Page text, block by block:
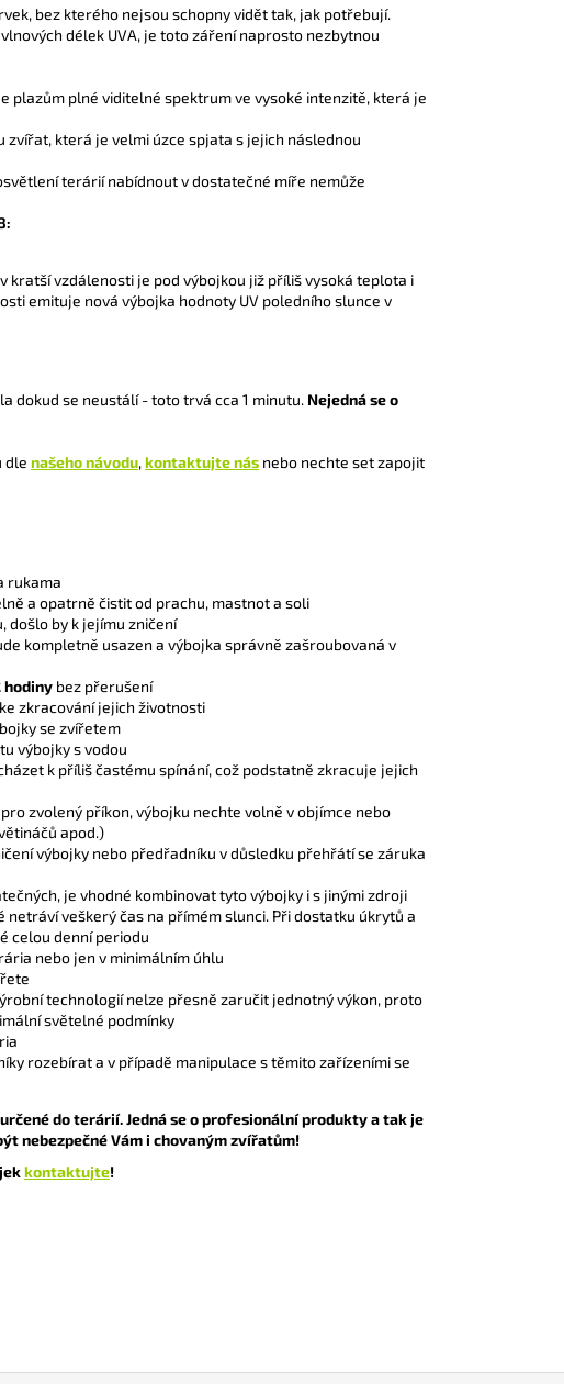
bez kterého nejsou schopny vidět tak, jak potřebují.
délek UVA, je toto záření naprosto nezbytnou
plazům plné viditelné spektrum ve vysoké intenzitě, která je
která je velmi úzce spjata s jejich následnou
terárií nabídnout v dostatečné míře nemůže
v kratší vzdálenosti je pod výbojkou již příliš vysoká teplota i
emituje nová výbojka hodnoty UV poledního slunce v
dokud se neustálí - toto trvá cca 1 minutu. Nejedná se o
dle našeho návodu,kontaktujte nás nebo nechte set zapojit
rukama
a opatrně čistit od prachu, mastnot a soli
došlo by k jejímu zničení
kompletně usazen a výbojka správně zašroubovaná v
hodiny bez přerušení
zkracování jejich životnosti
se zvířetem
výbojky s vodou
k příliš častému spínání, což podstatně zkracuje jejich
zvolený příkon, výbojku nechte volně v objímce nebo
apod.)
výbojky nebo předřadníku v důsledku přehřátí se záruka
je vhodné kombinovat tyto výbojky i s jinými zdroji
veškerý čas na přímém slunci. Při dostatku úkrytů a
celou denní periodu
nebo jen v minimálním úhlu
technologií nelze přesně zaručit jednotný výkon, proto
světelné podmínky
rozebírat a v případě manipulace s těmito zařízeními se
do terárií. Jedná se o profesionální produkty a tak je
nebezpečné Vám i chovaným zvířatům!
kontaktujte!